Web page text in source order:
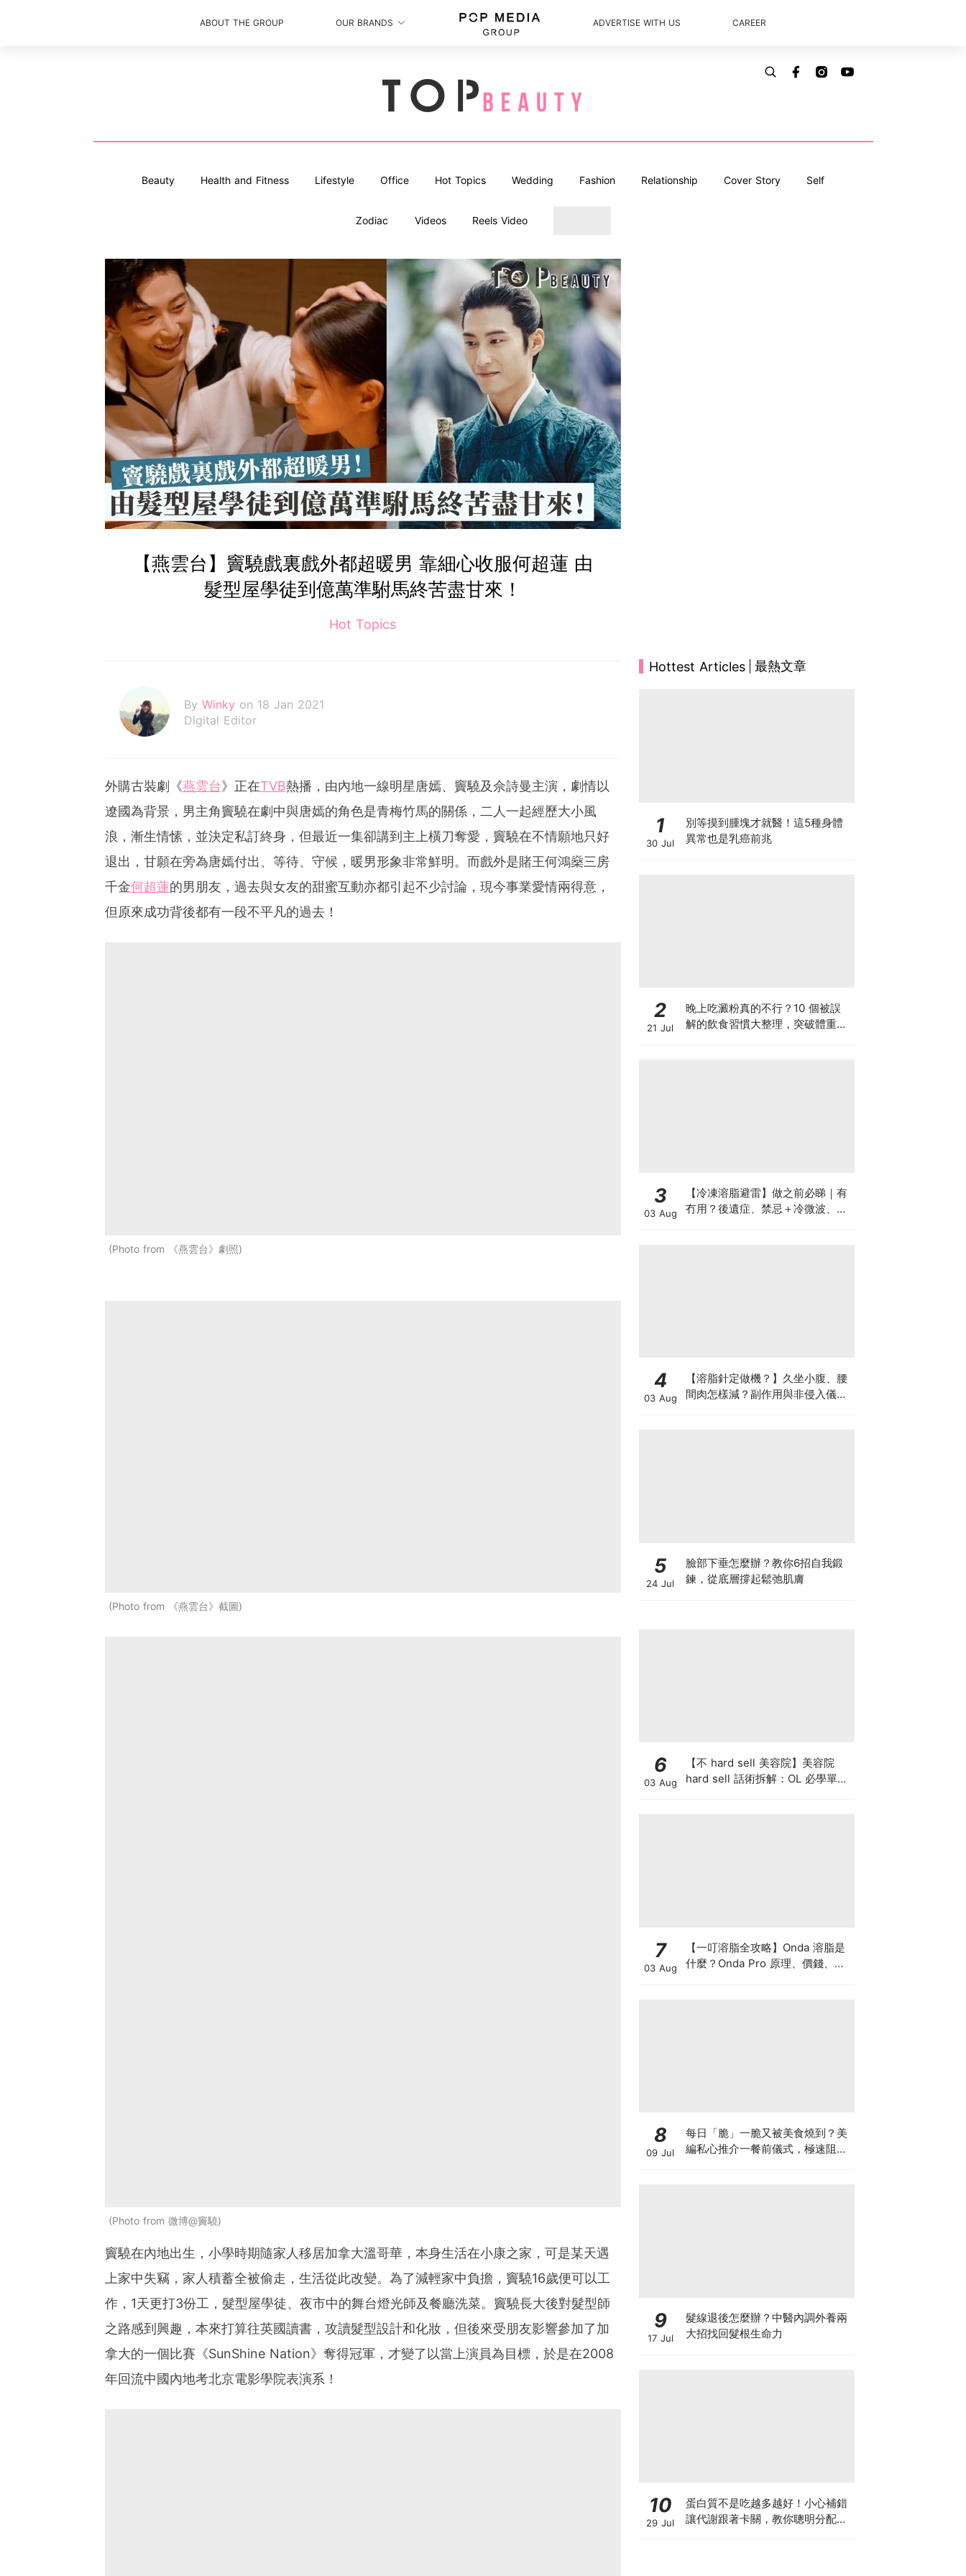
ABOUT THE GROUP OUR BRANDS ADVERTISE WITH US CAREER
Beauty Health and Fitness Lifestyle Office Hot Topics Wedding Fashion Relationship Cover Story Self
Zodiac Videos Reels Video
【燕雲台】竇驍戲裏戲外都超暖男 靠細心收服何超蓮 由
髮型屋學徒到億萬準駙馬終苦盡甘來！
Hot Topics
By Winky on 18 Jan 2021
Digital Editor
外購古裝劇《燕雲台》正在TVB熱播，由內地一線明星唐嫣、竇驍及佘詩曼主演，劇情以
遼國為背景，男主角竇驍在劇中與唐嫣的角色是青梅竹馬的關係，二人一起經歷大小風
浪，漸生情愫，並決定私訂終身，但最近一集卻講到主上橫刀奪愛，竇驍在不情願地只好
退出，甘願在旁為唐嫣付出、等待、守候，暖男形象非常鮮明。而戲外是賭王何鴻燊三房
千金何超蓮的男朋友，過去與女友的甜蜜互動亦都引起不少討論，現今事業愛情兩得意，
但原來成功背後都有一段不平凡的過去！
Photo from 《燕雲台》劇照
Photo from 《燕雲台》截圖
Photo from 微博@竇驍
竇驍在內地出生，小學時期隨家人移居加拿大溫哥華，本身生活在小康之家，可是某天遇
上家中失竊，家人積蓄全被偷走，生活從此改變。為了減輕家中負擔，竇驍16歲便可以工
作，1天更打3份工，髮型屋學徒、夜市中的舞台燈光師及餐廳洗菜。竇驍長大後對髮型師
之路感到興趣，本來打算往英國讀書，攻讀髮型設計和化妝，但後來受朋友影響參加了加
拿大的一個比賽《SunShine Nation》奪得冠軍，才變了以當上演員為目標，於是在2008
年回流中國內地考北京電影學院表演系！
Hottest Articles 最熱文章
1
30 Jul
別等摸到腫塊才就醫！這5種身體
異常也是乳癌前兆
2
21 Jul
晚上吃澱粉真的不行？10 個被誤
解的飲食習慣大整理，突破體重停
3
03 Aug
【冷凍溶脂避雷】做之前必睇｜有
冇用？後遺症、禁忌＋冷微波、雙
4
03 Aug
【溶脂針定做機？】久坐小腹、腰
間肉怎樣減？副作用與非侵入儀器
5
24 Jul
臉部下垂怎麼辦？教你6招自我鍛
鍊，從底層撐起鬆弛肌膚
6
03 Aug
【不 hard sell 美容院】美容院
hard sell 話術拆解：OL 必學單次
7
03 Aug
【一叮溶脂全攻略】Onda 溶脂是
什麼？Onda Pro 原理、價錢、次
8
09 Jul
每日「脆」一脆又被美食燒到？美
編私心推介一餐前儀式，極速阻碳
9
17 Jul
髮線退後怎麼辦？中醫內調外養兩
大招找回髮根生命力
10
29 Jul
蛋白質不是吃越多越好！小心補錯
讓代謝跟著卡關，教你聰明分配三